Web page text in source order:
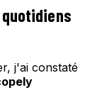
j'ai constaté